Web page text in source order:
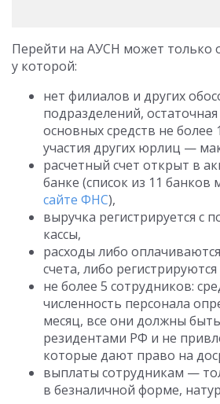
Перейти на АУСН может только
у которой:
нет филиалов и других
подразделений,
основных средств не более
участия других юрлиц —
расчетный счет открыт в
банке (список из 11
сайте ФНС),
выручка регистрируется
кассы,
расходы либо
счета, либо
не более 5 сотрудников:
численность персонала
месяц, все они должны
резидентами РФ и не
которые дают право на
выплаты сотрудникам —
в безналичной форме,